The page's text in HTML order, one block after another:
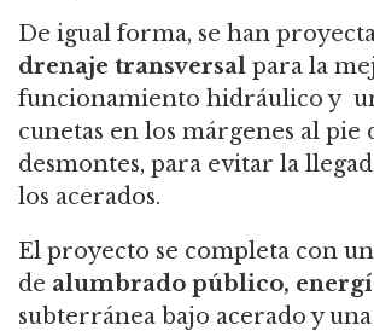
De igual forma, se han
drenaje transversal para la
funcionamiento hidráulico y
cunetas en los márgenes al pie
desmontes, para evitar la
los acerados.
El proyecto se completa con
de alumbrado público,
subterránea bajo acerado y